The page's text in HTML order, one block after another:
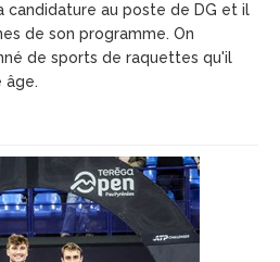
candidature au poste de DG et il
de son programme. On
de sports de raquettes qu'il
âge.